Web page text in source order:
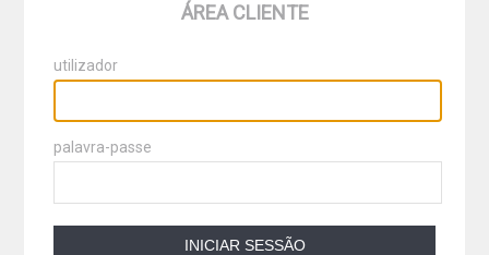
ÁREA CLIENTE
utilizador
palavra-passe